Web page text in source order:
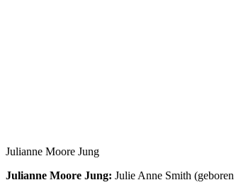
Julianne Moore Jung
Julianne Moore Jung: Julie Anne Smith